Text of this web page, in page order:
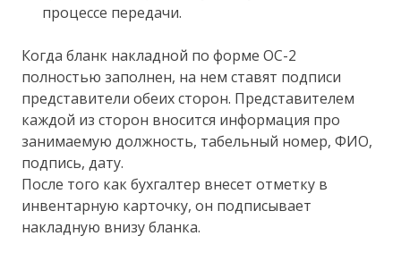
процессе передачи.
Когда бланк накладной по форме ОС-2
полностью заполнен, на нем ставят подписи
представители обеих сторон. Представителем
каждой из сторон вносится информация про
занимаемую должность, табельный номер, ФИО,
подпись, дату.
После того как бухгалтер внесет отметку в
инвентарную карточку, он подписывает
накладную внизу бланка.